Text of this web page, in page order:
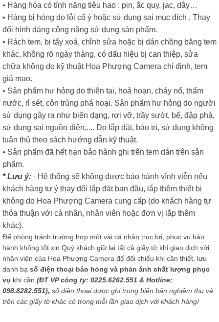
• Hàng hóa có tính năng tiêu hao : pin, ắc quy, jac, dây…
• Hàng bị hỏng do lỗi cố ý hoặc sử dụng sai mục đích , Thay
đổi hình dáng công năng sử dụng sản phẩm.
• Rách tem, bị tẩy xoá, chỉnh sửa hoặc bị dán chồng bằng tem
khác, không rõ ngày tháng, có dấu hiệu bị can thiệp, sửa
chữa không do kỹ thuật Hoa Phượng Camera chỉ định, tem
giả mạo.
• Sản phẩm hư hỏng do thiên tai, hoả hoạn, cháy nổ, thấm
nước, rỉ sét, côn trùng phá hoại. Sản phẩm hư hỏng do người
sử dụng gây ra như biến dạng, rơi vỡ, trầy sướt, bể, đập phá,
sử dụng sai nguồn điện,.... Do lắp đặt, bảo trì, sử dụng không
tuân thủ theo sách hướng dẫn kỹ thuật.
• Sản phẩm đã hết hạn bảo hành ghi trên tem dán trên sản
phẩm.
* Lưu ý: - Hệ thống sẽ không được bảo hành vĩnh viễn nếu
khách hàng tự ý thay đổi lắp đặt ban đầu, lắp thêm thiết bị
không do Hoa Phượng Camera cung cấp (do khách hàng tự
thỏa thuận với cá nhân, nhân viên hoặc đơn vị lắp thêm
khác).
Để phòng tránh trường hợp một vài cá nhân trục lợi, phục vụ bảo
hành không tốt xin Quý khách giữ lại tất cả giấy tờ khi giao dịch với
nhân viên của Hoa Phượng Camera để đối chiếu khi cần thiết, lưu
danh bạ số điện thoại báo hỏng và phản ánh chất lượng phục
vụ khi cần (ĐT VP công ty: 0225.6262.551 & Hotline:
098.8282.551), số điện thoại được ghi trong biên bản nghiệm thu và
trên các giấy tờ khác có trong mỗi lần giao dịch với khách hàng!